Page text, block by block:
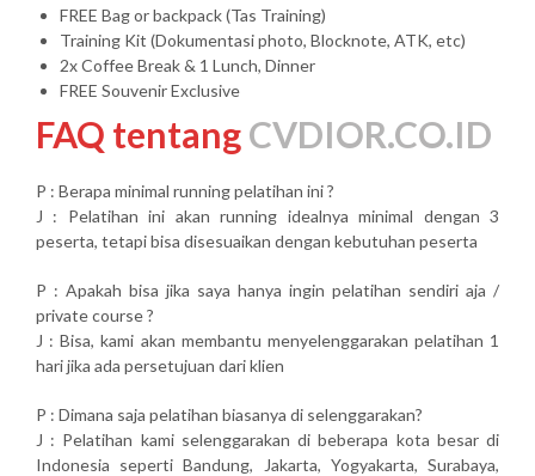
FREE Bag or backpack (Tas Training)
Training Kit (Dokumentasi photo, Blocknote, ATK, etc)
2x Coffee Break & 1 Lunch, Dinner
FREE Souvenir Exclusive
FAQ tentangCVDIOR.CO.ID
P : Berapa minimal running pelatihan ini ?
J : Pelatihan ini akan running idealnya minimal dengan 3
peserta, tetapi bisa disesuaikan dengan kebutuhan peserta
P : Apakah bisa jika saya hanya ingin pelatihan sendiri aja /
private course ?
J : Bisa, kami akan membantu menyelenggarakan pelatihan 1
hari jika ada persetujuan dari klien
P : Dimana saja pelatihan biasanya di selenggarakan?
J : Pelatihan kami selenggarakan di beberapa kota besar di
Indonesia seperti Bandung, Jakarta, Yogyakarta, Surabaya,